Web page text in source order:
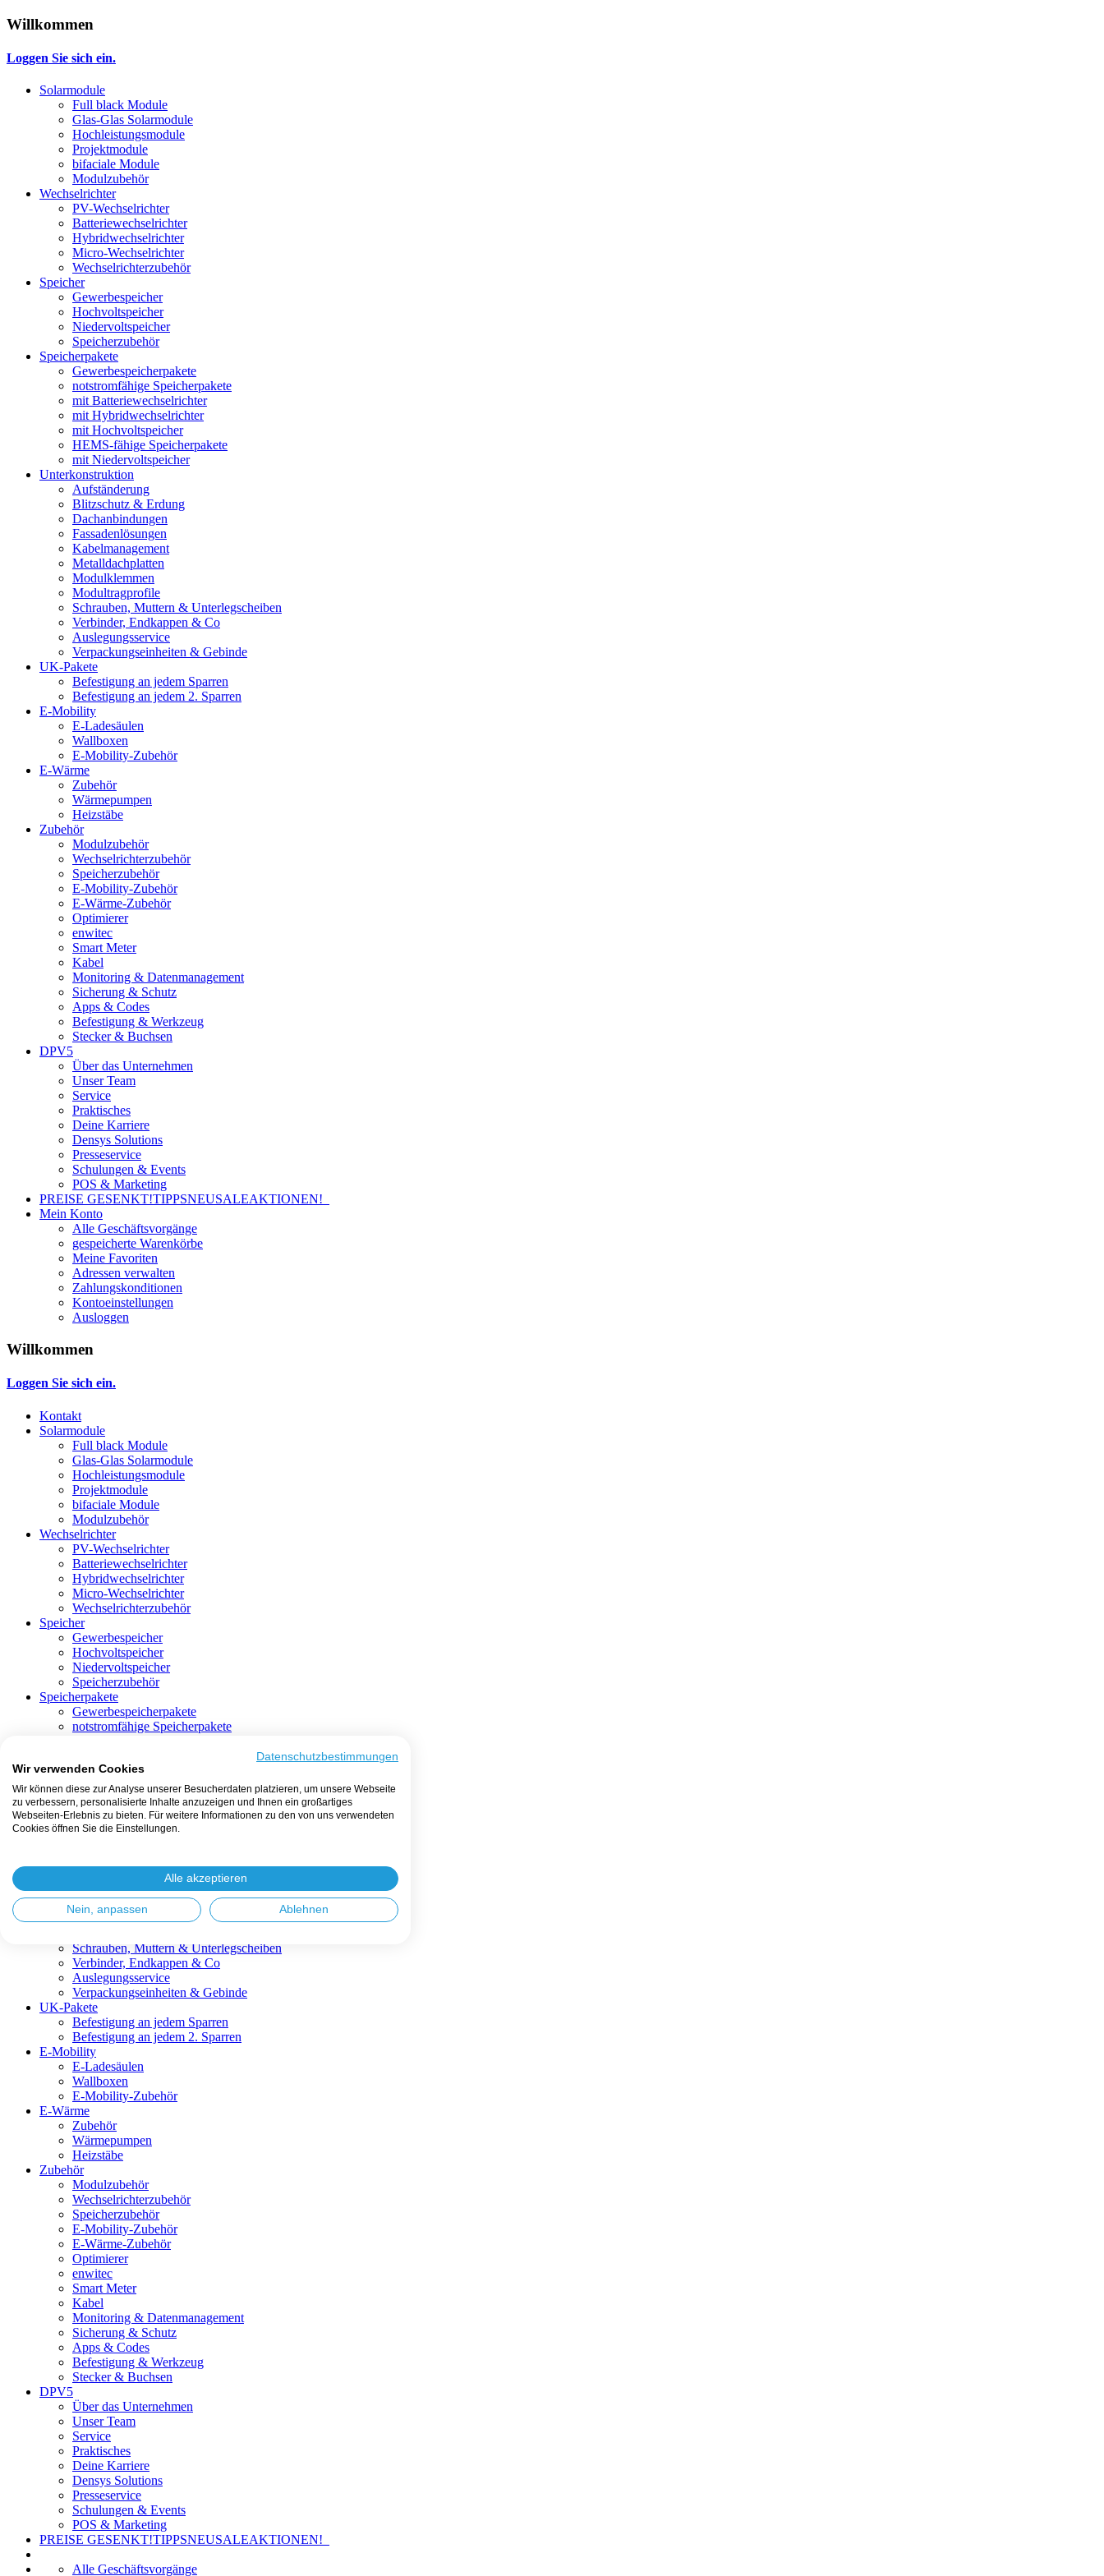
Willkommen
Loggen Sie sich ein.
Solarmodule
Full black Module
Glas-Glas Solarmodule
Hochleistungsmodule
Projektmodule
bifaciale Module
Modulzubehör
Wechselrichter
PV-Wechselrichter
Batteriewechselrichter
Hybridwechselrichter
Micro-Wechselrichter
Wechselrichterzubehör
Speicher
Gewerbespeicher
Hochvoltspeicher
Niedervoltspeicher
Speicherzubehör
Speicherpakete
Gewerbespeicherpakete
notstromfähige Speicherpakete
mit Batteriewechselrichter
mit Hybridwechselrichter
mit Hochvoltspeicher
HEMS-fähige Speicherpakete
mit Niedervoltspeicher
Unterkonstruktion
Aufständerung
Blitzschutz & Erdung
Dachanbindungen
Fassadenlösungen
Kabelmanagement
Metalldachplatten
Modulklemmen
Modultragprofile
Schrauben, Muttern & Unterlegscheiben
Verbinder, Endkappen & Co
Auslegungsservice
Verpackungseinheiten & Gebinde
UK-Pakete
Befestigung an jedem Sparren
Befestigung an jedem 2. Sparren
E-Mobility
E-Ladesäulen
Wallboxen
E-Mobility-Zubehör
E-Wärme
Zubehör
Wärmepumpen
Heizstäbe
Zubehör
Modulzubehör
Wechselrichterzubehör
Speicherzubehör
E-Mobility-Zubehör
E-Wärme-Zubehör
Optimierer
enwitec
Smart Meter
Kabel
Monitoring & Datenmanagement
Sicherung & Schutz
Apps & Codes
Befestigung & Werkzeug
Stecker & Buchsen
DPV5
Über das Unternehmen
Unser Team
Service
Praktisches
Deine Karriere
Densys Solutions
Presseservice
Schulungen & Events
POS & Marketing
PREISE GESENKT!TIPPSNEUSALEAKTIONEN!
Mein Konto
Alle Geschäftsvorgänge
gespeicherte Warenkörbe
Meine Favoriten
Adressen verwalten
Zahlungskonditionen
Kontoeinstellungen
Ausloggen
Willkommen
Loggen Sie sich ein.
Kontakt
Solarmodule
Full black Module
Glas-Glas Solarmodule
Hochleistungsmodule
Projektmodule
bifaciale Module
Modulzubehör
Wechselrichter
PV-Wechselrichter
Batteriewechselrichter
Hybridwechselrichter
Micro-Wechselrichter
Wechselrichterzubehör
Speicher
Gewerbespeicher
Hochvoltspeicher
Niedervoltspeicher
Speicherzubehör
Speicherpakete
Gewerbespeicherpakete
notstromfähige Speicherpakete
mit Hochvoltspeicher
HEMS-fähige Speicherpakete
mit Niedervoltspeicher
Unterkonstruktion
Aufständerung
Fassadenlösungen
Kabelmanagement
Metalldachplatten
Modulklemmen
Schrauben, Muttern & Unterlegscheiben
Verbinder, Endkappen & Co
Auslegungsservice
Verpackungseinheiten & Gebinde
UK-Pakete
Befestigung an jedem Sparren
Befestigung an jedem 2. Sparren
E-Mobility
E-Ladesäulen
Wallboxen
E-Mobility-Zubehör
E-Wärme
Zubehör
Wärmepumpen
Heizstäbe
Zubehör
Modulzubehör
Wechselrichterzubehör
Speicherzubehör
E-Mobility-Zubehör
E-Wärme-Zubehör
Optimierer
enwitec
Smart Meter
Kabel
Monitoring & Datenmanagement
Sicherung & Schutz
Apps & Codes
Befestigung & Werkzeug
Stecker & Buchsen
DPV5
Über das Unternehmen
Unser Team
Service
Praktisches
Deine Karriere
Densys Solutions
Presseservice
Schulungen & Events
POS & Marketing
PREISE GESENKT!TIPPSNEUSALEAKTIONEN!
Alle Geschäftsvorgänge
Datenschutzbestimmungen
Wir verwenden Cookies
Wir können diese zur Analyse unserer Besucherdaten platzieren, um unsere Webseite
zu verbessern, personalisierte Inhalte anzuzeigen und Ihnen ein großartiges
Webseiten-Erlebnis zu bieten. Für weitere Informationen zu den von uns verwendeten
Cookies öffnen Sie die Einstellungen.
Alle akzeptieren
Nein, anpassen Ablehnen